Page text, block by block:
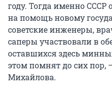
году. Тогда именно
на помощь новому
советские инженеры,
саперы участвовали в
оставшихся здесь
этом помнят до сих пор,
Михайлова.